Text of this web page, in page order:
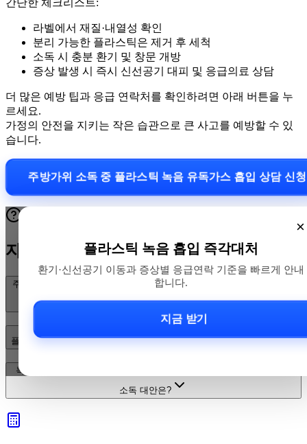
간단한 체크리스트:
라벨에서 재질·내열성 확인
분리 가능한 플라스틱은 제거 후 세척
소독 시 충분 환기 및 창문 개방
증상 발생 시 즉시 신선공기 대피 및 응급의료 상담
더 많은 예방 팁과 응급 연락처를 확인하려면 아래 버튼을 누
르세요.
가정의 안전을 지키는 작은 습관으로 큰 사고를 예방할 수 있
습니다.
주방가위 소독 중 플라스틱 녹음 유독가스 흡입 상담 신
×
플라스틱 녹음 흡입 즉각대처
환기·신선공기 이동과 증상별 응급연락 기준을 빠르게 안내
합니다.
지금 받기
자주 묻는 질문
주방가위 소독 중 플라스틱이 녹으면 어떤 유독가스가 나오고 얼마나 위
험한가요?
플라스틱 녹음 유독가스를 흡입했을 때 즉시 무엇을 해야 하나요?
녹은 플라스틱 잔여물이 남은 냄비·가위는 어떻게 처리하나요? 안전한
소독 대안은?